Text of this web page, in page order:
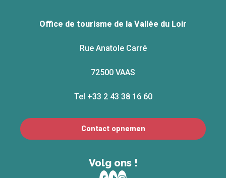
Office de tourisme de la Vallée du Loir
Rue Anatole Carré
72500 VAAS
Tel +33 2 43 38 16 60
Contact opnemen
Volg ons !